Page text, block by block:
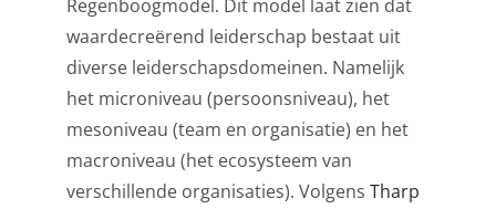
Regenboogmodel. Dit model laat zien dat
waardecreërend leiderschap bestaat uit
diverse leiderschapsdomeinen. Namelijk
het microniveau (persoonsniveau), het
mesoniveau (team en organisatie) en het
macroniveau (het ecosysteem van
verschillende organisaties). Volgens Tharp